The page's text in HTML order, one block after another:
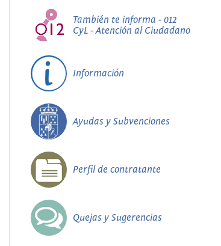
También te informa - 012
CyL - Atención al Ciudadano
Información
Ayudas y Subvenciones
Perfil de contratante
Quejas y Sugerencias